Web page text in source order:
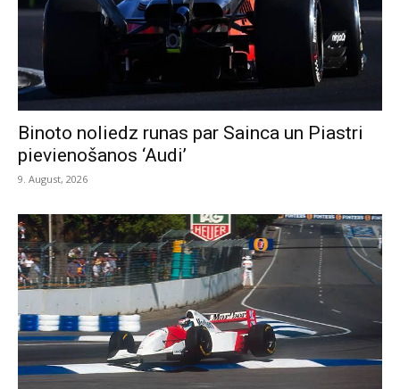
Binoto noliedz runas par Sainca un Piastri
pievienošanos ‘Audi’
9. August, 2026